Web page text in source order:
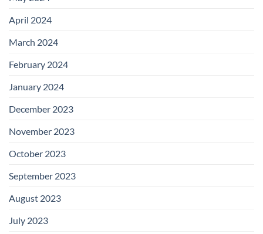
April 2024
March 2024
February 2024
January 2024
December 2023
November 2023
October 2023
September 2023
August 2023
July 2023